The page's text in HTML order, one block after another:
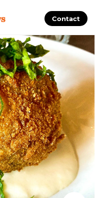
Contact